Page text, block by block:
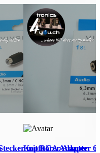
mit RCA Adapter
Kopfhörer-Adapter